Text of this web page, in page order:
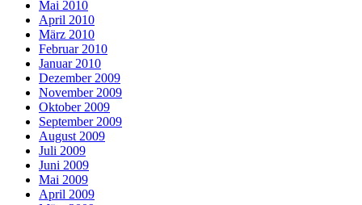
Mai 2010
April 2010
März 2010
Februar 2010
Januar 2010
Dezember 2009
November 2009
Oktober 2009
September 2009
August 2009
Juli 2009
Juni 2009
Mai 2009
April 2009